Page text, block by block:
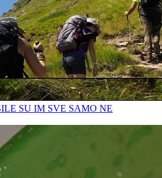
SU IM SVE SAMO NE